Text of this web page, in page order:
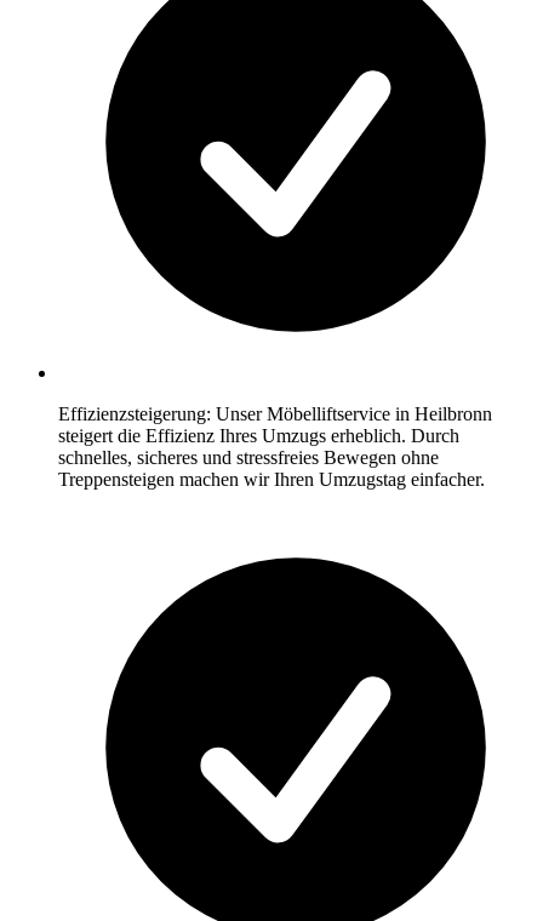
Effizienzsteigerung: Unser Möbelliftservice in Heilbronn
steigert die Effizienz Ihres Umzugs erheblich. Durch
schnelles, sicheres und stressfreies Bewegen ohne
Treppensteigen machen wir Ihren Umzugstag einfacher.